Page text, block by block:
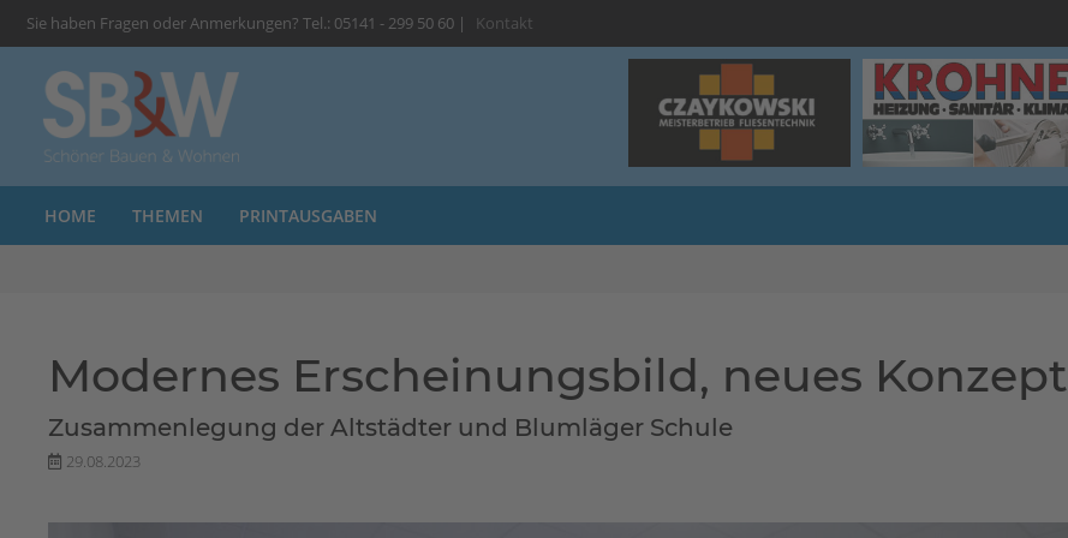
Sie haben Fragen oder Anmerkungen? Tel.: 05141 - 299 50 60 | Kontakt
HOME THEMEN PRINTAUSGABEN
Modernes Erscheinungsbild, neues Konzept
Zusammenlegung der Altstädter und Blumläger Schule
29.08.2023